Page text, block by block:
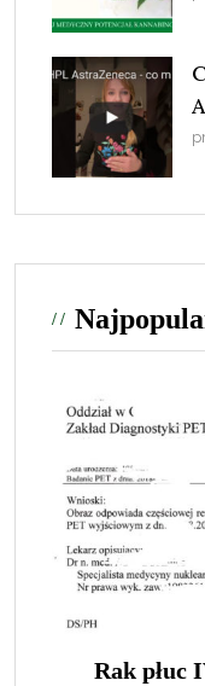
Rak płuc